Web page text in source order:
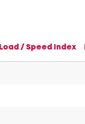
Load / Speed Index